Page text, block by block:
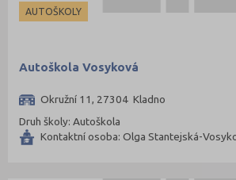
AUTOŠKOLY
Autoškola Vosyková
Okružní 11, 27304 Kladno
Druh školy: Autoškola
Kontaktní osoba: Olga Stantejská-